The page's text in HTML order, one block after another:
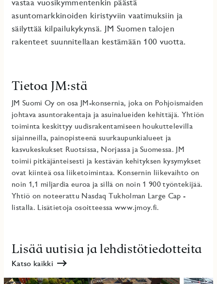
vastaa vuosikymmentenkin päästä
asuntomarkkinoiden kiristyviin vaatimuksiin ja
säilyttää kilpailukykynsä. JM Suomen talojen
rakenteet suunnitellaan kestämään 100 vuotta.
Tietoa JM:stä
JM Suomi Oy on osa JM-konsernia, joka on Pohjoismaiden
johtava asuntorakentaja ja asuinalueiden kehittäjä. Yhtiön
toiminta keskittyy uudisrakentamiseen houkuttelevilla
sijainneilla, painopisteenä suurkaupunkialueet ja
kasvukeskukset Ruotsissa, Norjassa ja Suomessa. JM
toimii pitkäjänteisesti ja kestävän kehityksen kysymykset
ovat kiinteä osa liiketoimintaa. Konsernin liikevaihto on
noin 1,1 miljardia euroa ja sillä on noin 1 900 työntekijää.
Yhtiö on noteerattu Nasdaq Tukholman Large Cap -
listalla. Lisätietoja osoitteessa www.jmoy.fi.
Lisää uutisia ja lehdistötiedotteita
Katso kaikki